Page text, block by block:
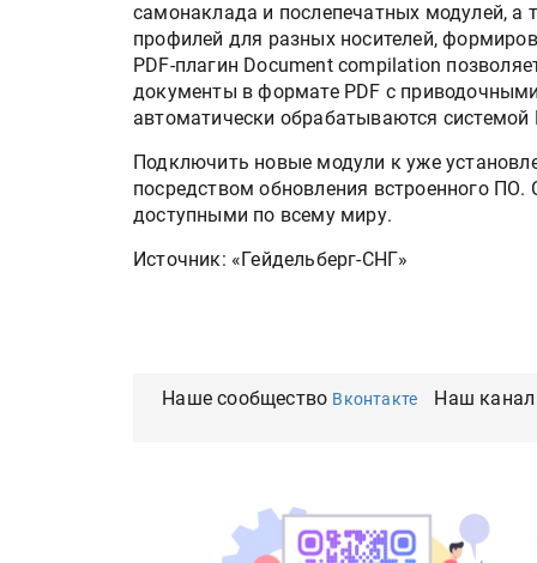
самонаклада и послепечатных модулей, а
профилей для разных носителей,
PDF-плагин Document compilation
документы в формате PDF с
автоматически обрабатываются системой
Подключить новые модули к уже
посредством обновления встроенного
доступными по всему миру.
Источник: «Гейдельберг-СНГ»
Наше сообщество Вконтакте Наш канал